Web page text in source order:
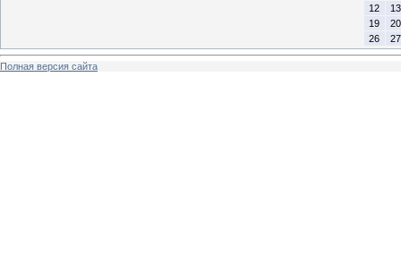
12
13
19
20
26
27
Полная версия сайта